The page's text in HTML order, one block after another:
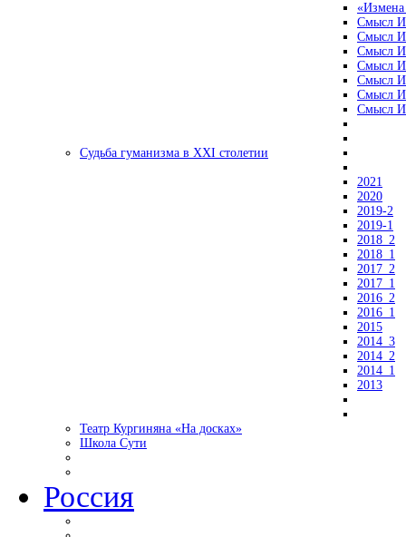
«Измена
Смысл
Смысл
Смысл
Смысл
Смысл
Смысл
Смысл
Судьба гуманизма в XXI столетии
2021
2020
2019-2
2019-1
2018_2
2018_1
2017_2
2017_1
2016_2
2016_1
2015
2014_3
2014_2
2014_1
2013
Театр Кургиняна «На досках»
Школа Сути
Россия